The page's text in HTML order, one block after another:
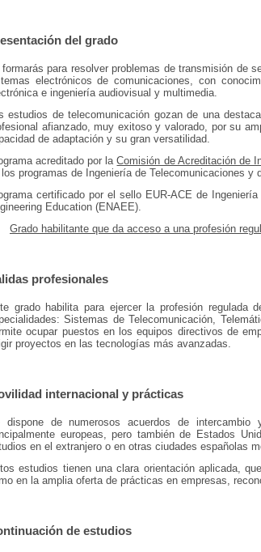
del grado
formarás para resolver problemas de transmisión de
electrónicos de comunicaciones, con
e ingeniería audiovisual y multimedia.
estudios de telecomunicación gozan de una
afianzado, muy exitoso y valorado, por su
de adaptación y su gran versatilidad.
acreditado por laComisión de Acreditación de
programas de Ingeniería de Telecomunicaciones y
certificado por el sello EUR-ACE de
Education (ENAEE).
Grado habilitante que da acceso a una profesión
profesionales
grado habilita para ejercer la profesión regulada
Sistemas de Telecomunicación,
ocupar puestos en los equipos directivos de
proyectos en las tecnologías más avanzadas.
internacional y prácticas
dispone de numerosos acuerdos de
europeas, pero también de Estados
en el extranjero o en otras ciudades españolas
estudios tienen una clara orientación aplicada,
en la amplia oferta de prácticas en empresas,
de estudios